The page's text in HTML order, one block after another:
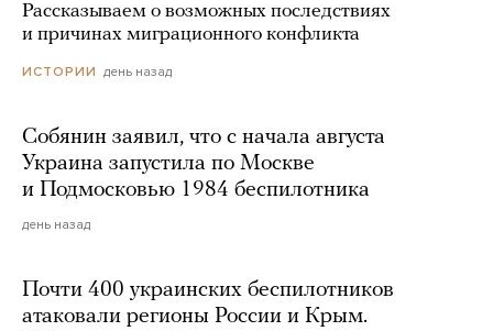
Рассказываем о возможных последствиях
и причинах миграционного конфликта
ИСТОРИИ день назад
Собянин заявил, что с начала августа
Украина запустила по Москве
и Подмосковью 1984 беспилотника
день назад
Почти 400 украинских беспилотников
атаковали регионы России и Крым.